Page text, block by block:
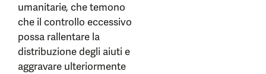
umanitarie, che temono
che il controllo eccessivo
possa rallentare la
distribuzione degli aiuti e
aggravare ulteriormente